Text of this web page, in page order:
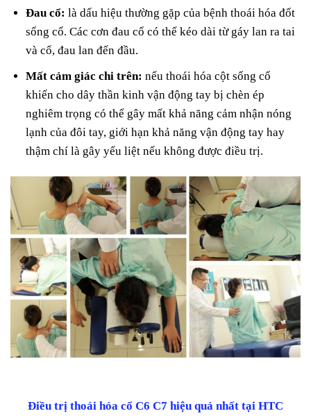
Đau cổ: là dấu hiệu thường gặp của bệnh thoái hóa đốt
sống cổ. Các cơn đau cổ có thể kéo dài từ gáy lan ra tai
và cổ, đau lan đến đầu.
Mất cảm giác chi trên: nếu thoái hóa cột sống cổ
khiến cho dây thần kinh vận động tay bị chèn ép
nghiêm trọng có thể gây mất khả năng cảm nhận nóng
lạnh của đôi tay, giới hạn khả năng vận động tay hay
thậm chí là gây yếu liệt nếu không được điều trị.
Điều trị thoái hóa cổ C6 C7 hiệu quả nhất tại HTC